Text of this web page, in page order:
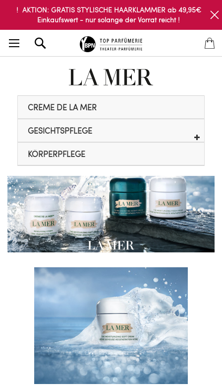
! AKTION: GRATIS STYLISCHE HAARKLAMMER ab 49,95€
Einkaufswert - nur solange der Vorrat reicht !
CRÈME DE LA MER
GESICHTSPFLEGE
KÖRPERPFLEGE